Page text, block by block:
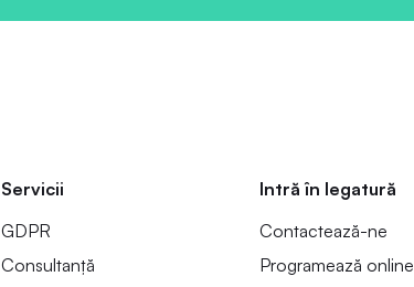
Servicii
GDPR
Consultanță
Intră în legatură
Contactează-ne
Programează online